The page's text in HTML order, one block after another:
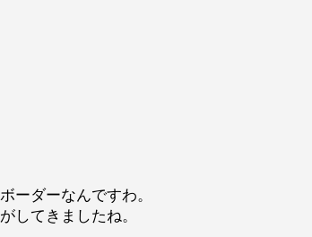
ーダーなんですわ。
してきましたね。